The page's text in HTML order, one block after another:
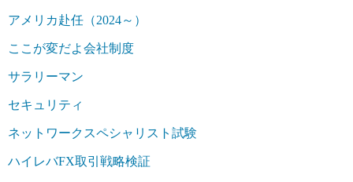
アメリカ赴任（2024～）
ここが変だよ会社制度
サラリーマン
セキュリティ
ネットワークスペシャリスト試験
ハイレバFX取引戦略検証